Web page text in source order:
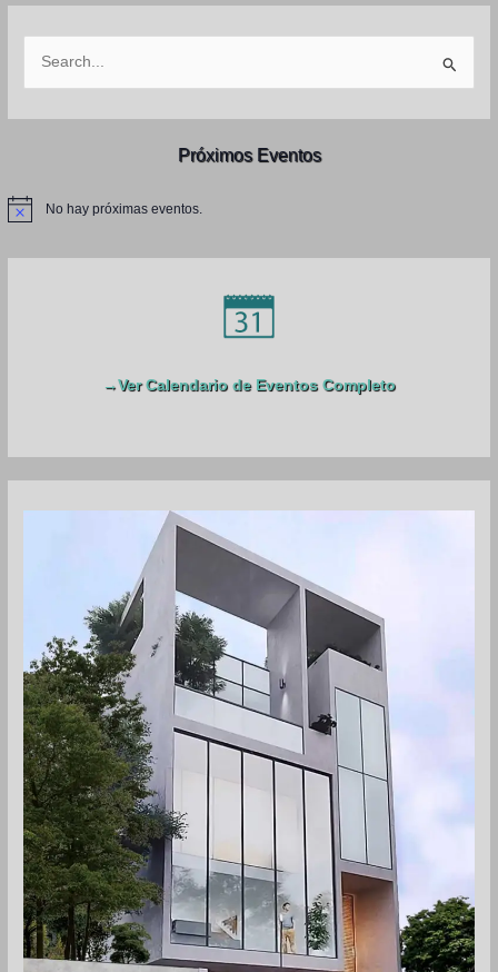
r
o
Próximos Eventos
N
No hay próximas eventos.
→Ver Calendario de Eventos Completo